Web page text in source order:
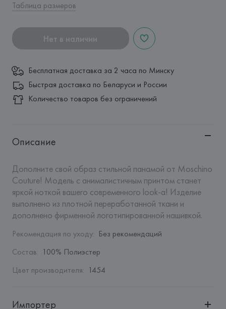
Таблица размеров
Нет в наличии
Бесплатная доставка за 2 часа по Минску
Быстрая доставка по Беларуси и России
Количество товаров без ограничений
Описание
Дополните свой образ стильной панамой от Moschino
Couture! Модель с анималистичным принтом станет
яркой ноткой вашего современного look-а! Изделие
выполнено из плотной переработанной ткани и
дополнено фирменной логотипированной нашивкой.
Рекомендация по уходу: Без рекомендаций
Состав: 100% Полиэстер
Цвет производителя: 1454
Импортер